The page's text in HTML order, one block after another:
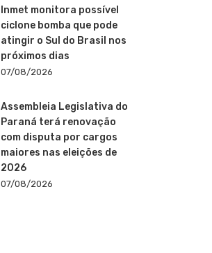
Inmet monitora possível
ciclone bomba que pode
atingir o Sul do Brasil nos
próximos dias
07/08/2026
Assembleia Legislativa do
Paraná terá renovação
com disputa por cargos
maiores nas eleições de
2026
07/08/2026